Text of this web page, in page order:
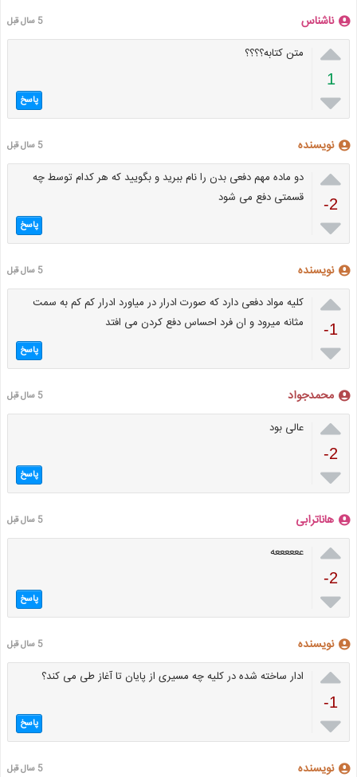
ناشناس 5 سال قبل

1

متن کتابه؟؟؟؟
پاسخ
نویسنده 5 سال قبل

-2

دو ماده مهم دفعی بدن را نام ببرید و بگویید که هر کدام توسط چه
قسمتی دفع می شود
پاسخ
نویسنده 5 سال قبل

-1

کلیه مواد دفعی دارد که صورت ادرار در میاورد ادرار کم کم به سمت
مثانه میرود و ان فرد احساس دفع کردن می افتد
پاسخ
محمدجواد 5 سال قبل

-2

عالی بود
پاسخ
هاناترابی 5 سال قبل

-2

ععععععه
پاسخ
نویسنده 5 سال قبل

-1

ادار ساخته شده در کلیه چه مسیری از پایان تا آغاز طی می کند؟
پاسخ
نویسنده 5 سال قبل